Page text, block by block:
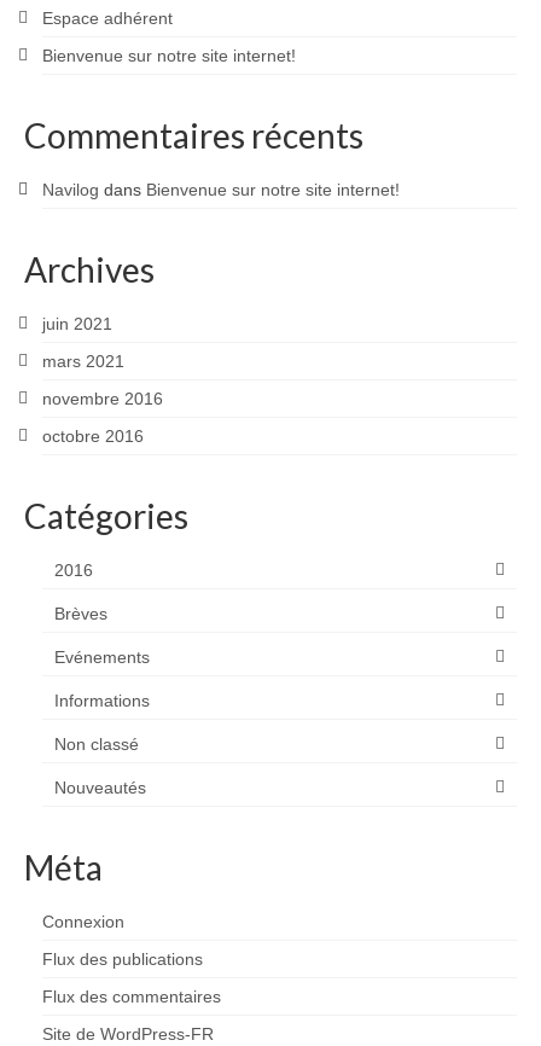
Espace adhérent
Bienvenue sur notre site internet!
Commentaires récents
Navilog dans Bienvenue sur notre site internet!
Archives
juin 2021
mars 2021
novembre 2016
octobre 2016
Catégories
2016
Brèves
Evénements
Informations
Non classé
Nouveautés
Méta
Connexion
Flux des publications
Flux des commentaires
Site de WordPress-FR